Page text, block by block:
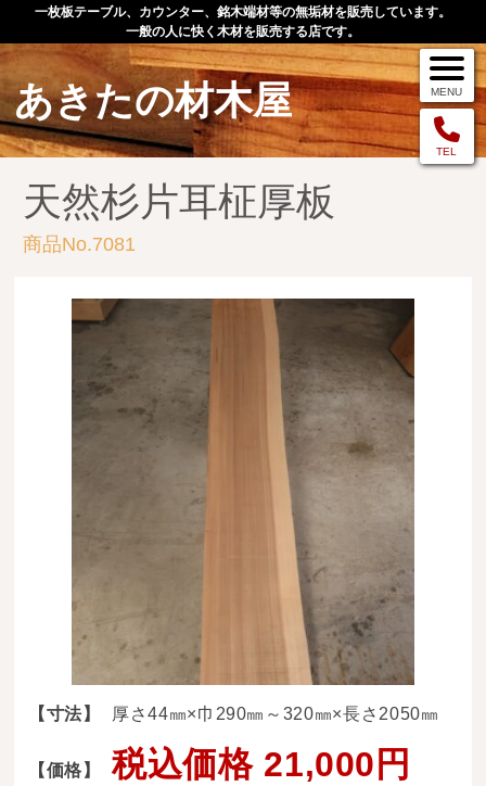
一枚板テーブル、カウンター、銘木端材等の無垢材を販売しています。
一般の人に快く木材を販売する店です。
あきたの材木屋
TEL
MENU
メニュー
TOP
作品例
手作りオーダー家具
お問い合わせ
お客様の声
送料・お支払い方法について
before ordering
一枚板を直販できる店
オイル塗装の
メンテナンスについて
オーダー加工について
天然杉片耳柾厚板
商品No.7081
【寸法】 厚さ44㎜×巾290㎜～320㎜×長さ2050㎜
【価格】 税込価格 21,000円